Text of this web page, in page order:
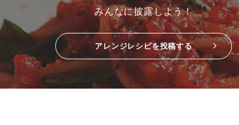
みんなに披露しよう！
アレンジレシピを投稿する